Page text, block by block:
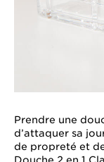
Prendre une
d’attaquer sa
de propreté et
Douche 2 en 1